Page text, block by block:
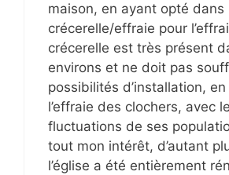
maison, en ayant opté dans
crécerelle/effraie pour
crécerelle est très présent
environs et ne doit pas
possibilités d’installation,
l’effraie des clochers, avec
fluctuations de ses
tout mon intérêt, d’autant
l’église a été entièrement